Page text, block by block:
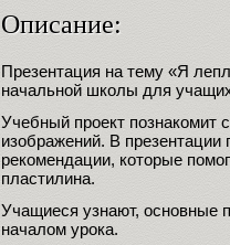
Описание:
Презентация на тему «Я
начальной школы для
Учебный проект
изображений. В
рекомендации, которые
пластилина.
Учащиеся узнают, основные
началом урока.